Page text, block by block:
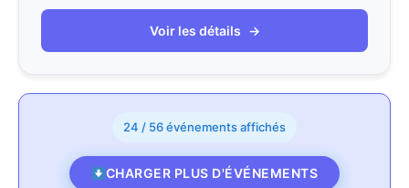
Voir les détails →
24 / 56 événements affichés
CHARGER PLUS D'ÉVÉNEMENTS